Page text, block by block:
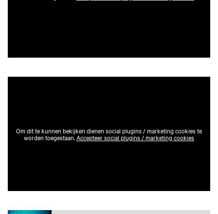
Om dit te kunnen bekijken dienen social plugins / marketing cookies te
worden toegestaan.Accepteer social plugins / marketing cookies